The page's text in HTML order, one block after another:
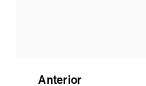
Anterior